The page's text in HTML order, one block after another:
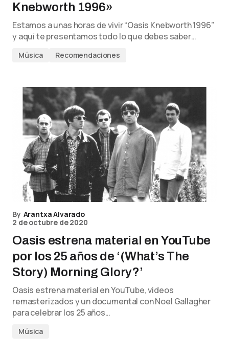
Knebworth 1996»
Estamos a unas horas de vivir “Oasis Knebworth 1996”
y aquí te presentamos todo lo que debes saber…
Música Recomendaciones
By Arantxa Alvarado
2 de octubre de 2020
Oasis estrena material en YouTube
por los 25 años de ‘(What’s The
Story) Morning Glory?’
Oasis estrena material en YouTube, videos
remasterizados y un documental con Noel Gallagher
para celebrar los 25 años…
Música